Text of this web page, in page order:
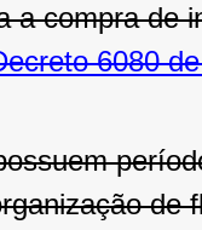
a compra de
6080
de